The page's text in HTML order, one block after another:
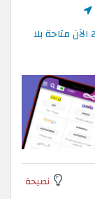
العودة إلى عروض طيران الاتحاد لعام 2026 الآن متاحة بلا
نصيحة